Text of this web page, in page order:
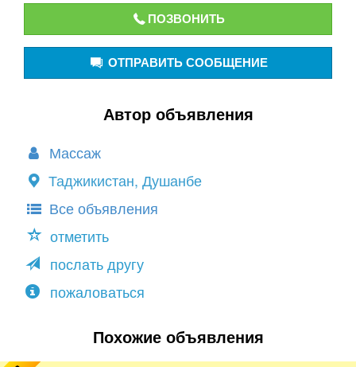
ПОЗВОНИТЬ
ОТПРАВИТЬ СООБЩЕНИЕ
Автор объявления
Массаж
Таджикистан, Душанбе
Все объявления
отметить
послать другу
пожаловаться
Похожие объявления